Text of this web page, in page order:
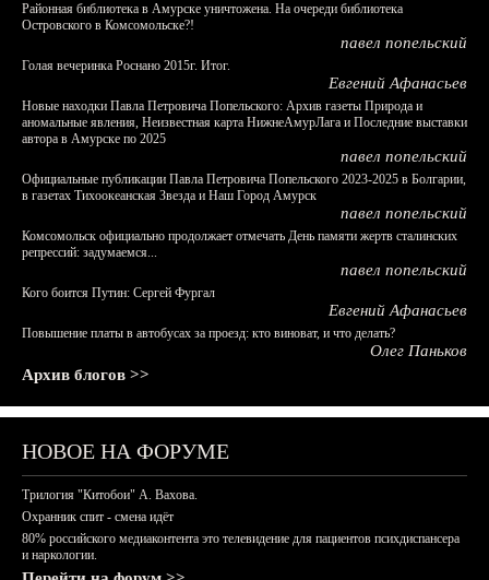
Районная библиотека в Амурске уничтожена. На очереди библиотека
Островского в Комсомольске?!
павел попельский
Голая вечеринка Роснано 2015г. Итог.
Евгений Афанасьев
Новые находки Павла Петровича Попельского: Архив газеты Природа и
аномальные явления, Неизвестная карта НижнеАмурЛага и Последние выставки
автора в Амурске по 2025
павел попельский
Официальные публикации Павла Петровича Попельского 2023-2025 в Болгарии,
в газетах Тихоокеанская Звезда и Наш Город Амурск
павел попельский
Комсомольск официально продолжает отмечать День памяти жертв сталинских
репрессий: задумаемся...
павел попельский
Кого боится Путин: Сергей Фургал
Евгений Афанасьев
Повышение платы в автобусах за проезд: кто виноват, и что делать?
Олег Паньков
Архив блогов >>
НОВОЕ НА ФОРУМЕ
Трилогия "Китобои" А. Вахова.
Охранник спит - смена идёт
80% российского медиаконтента это телевидение для пациентов психдиспансера
и наркологии.